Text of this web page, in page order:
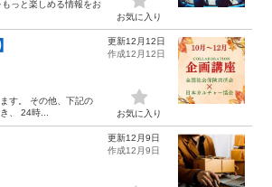
っと楽しめる情報をお
お気に入り
す。 その他、下記の
、 24時...
更新12月12日
作成12月12日
お気に入り
更新12月9日
作成12月9日